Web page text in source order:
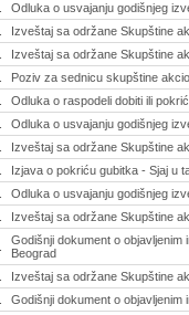
Odluka o usvajanju godišnjeg
Izveštaj sa održane Skupštine
Izveštaj sa održane Skupštine
Poziv za sednicu skupštine
Odluka o raspodeli dobiti ili
Odluka o usvajanju godišnjeg
Izveštaj sa održane Skupštine
Izjava o pokriću gubitka - Sjaj u
Odluka o usvajanju godišnjeg
Izveštaj sa održane Skupštine
Godišnji dokument o
Beograd
Izveštaj sa održane Skupštine
Godišnji dokument o